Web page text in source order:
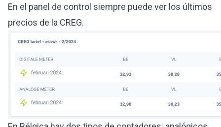
En el panel de control siempre puede ver los últimos
precios de la CREG.